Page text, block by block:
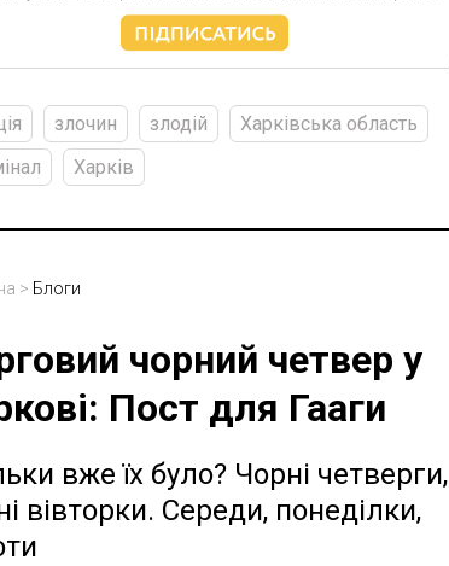
злочин злодій
Харківська область
Харків
> Блоги
чорний четвер у
Пост для Гааги
вже їх було? Чорні четверги,
вівторки. Середи, понеділки,